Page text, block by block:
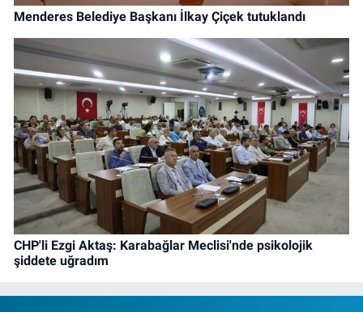
Menderes Belediye Başkanı İlkay Çiçek tutuklandı
CHP'li Ezgi Aktaş: Karabağlar Meclisi'nde psikolojik
şiddete uğradım